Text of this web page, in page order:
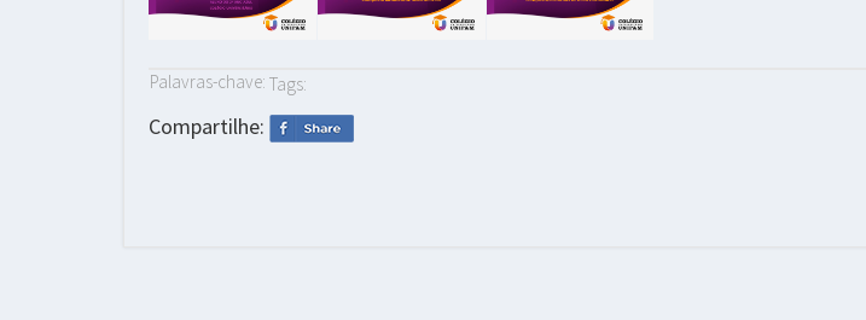
Palavras-chave: Tags:
Compartilhe: